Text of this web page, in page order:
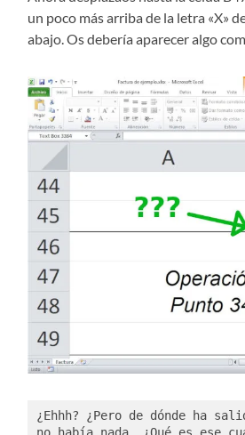
un poco más arriba de la letra «X»
abajo. Os debería aparecer algo
¿Ehhh? ¿Pero de dónde ha
no había nada. ¿Qué es ese